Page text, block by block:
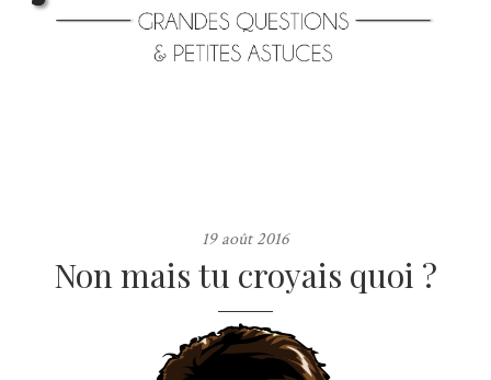
19 août 2016
Non mais tu croyais quoi ?